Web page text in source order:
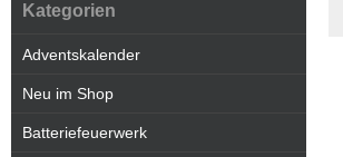
Kategorien
Adventskalender
Neu im Shop
Batteriefeuerwerk